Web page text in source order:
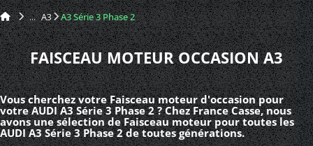
A3 A3 Série 3 Phase 2
FAISCEAU MOTEUR OCCASION A3
Vous cherchez votre Faisceau moteur d'occasion pour
votre AUDI A3 Série 3 Phase 2 ? Chez France Casse, nous
avons une sélection de Faisceau moteur pour toutes les
AUDI A3 Série 3 Phase 2 de toutes générations.